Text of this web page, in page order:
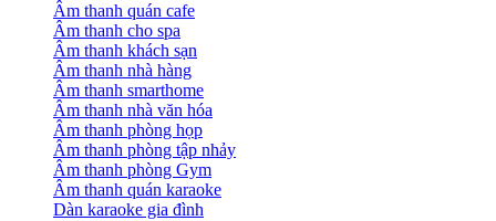
Âm thanh quán cafe
Âm thanh cho spa
Âm thanh khách sạn
Âm thanh nhà hàng
Âm thanh smarthome
Âm thanh nhà văn hóa
Âm thanh phòng họp
Âm thanh phòng tập nhảy
Âm thanh phòng Gym
Âm thanh quán karaoke
Dàn karaoke gia đình